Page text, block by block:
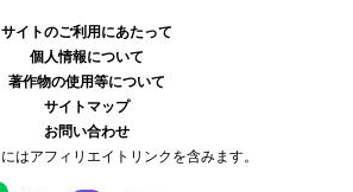
サイトのご利用にあたって
個人情報について
著作物の使用等について
サイトマップ
お問い合わせ
はアフィリエイトリンクを含みます。